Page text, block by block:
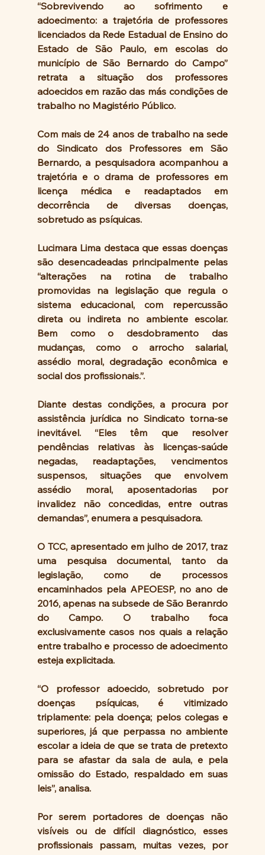
“Sobrevivendo ao sofrimento e
adoecimento: a trajetória de professores
licenciados da Rede Estadual de Ensino do
Estado de São Paulo, em escolas do
município de São Bernardo do Campo”
retrata a situação dos professores
adoecidos em razão das más condições de
trabalho no Magistério Público.
Com mais de 24 anos de trabalho na sede
do Sindicato dos Professores em São
Bernardo, a pesquisadora acompanhou a
trajetória e o drama de professores em
licença médica e readaptados em
decorrência de diversas doenças,
sobretudo as psíquicas.
Lucimara Lima destaca que essas doenças
são desencadeadas principalmente pelas
“alterações na rotina de trabalho
promovidas na legislação que regula o
sistema educacional, com repercussão
direta ou indireta no ambiente escolar.
Bem como o desdobramento das
mudanças, como o arrocho salarial,
assédio moral, degradação econômica e
social dos profissionais.”.
Diante destas condições, a procura por
assistência jurídica no Sindicato torna-se
inevitável. “Eles têm que resolver
pendências relativas às licenças-saúde
negadas, readaptações, vencimentos
suspensos, situações que envolvem
assédio moral, aposentadorias por
invalidez não concedidas, entre outras
demandas”, enumera a pesquisadora.
O TCC, apresentado em julho de 2017, traz
uma pesquisa documental, tanto da
legislação, como de processos
encaminhados pela APEOESP, no ano de
2016, apenas na subsede de São Beranrdo
do Campo. O trabalho foca
exclusivamente casos nos quais a relação
entre trabalho e processo de adoecimento
esteja explicitada.
“O professor adoecido, sobretudo por
doenças psíquicas, é vitimizado
triplamente: pela doença; pelos colegas e
superiores, já que perpassa no ambiente
escolar a ideia de que se trata de pretexto
para se afastar da sala de aula, e pela
omissão do Estado, respaldado em suas
leis”, analisa.
Por serem portadores de doenças não
visíveis ou de difícil diagnóstico, esses
profissionais passam, muitas vezes, por